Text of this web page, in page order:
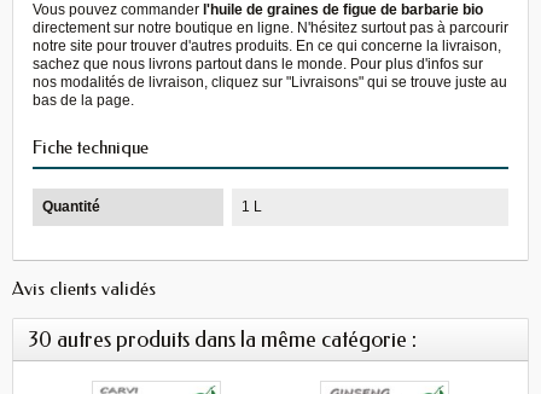
Vous pouvez commander l'huile de graines de figue de barbarie bio
directement sur notre boutique en ligne. N'hésitez surtout pas à parcourir
notre site pour trouver d'autres produits. En ce qui concerne la livraison,
sachez que nous livrons partout dans le monde. Pour plus d'infos sur
nos modalités de livraison, cliquez sur "Livraisons" qui se trouve juste au
bas de la page.
Fiche technique
Quantité 1 L
Avis clients validés
30 autres produits dans la même catégorie :